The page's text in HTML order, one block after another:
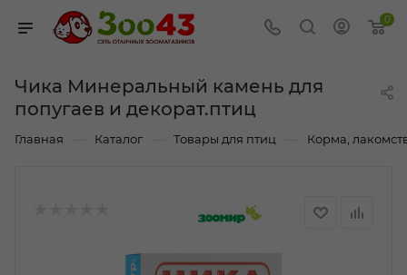
0
Чика Минеральный камень для
попугаев и декорат.птиц
Главная Каталог Товары для птиц Корма,